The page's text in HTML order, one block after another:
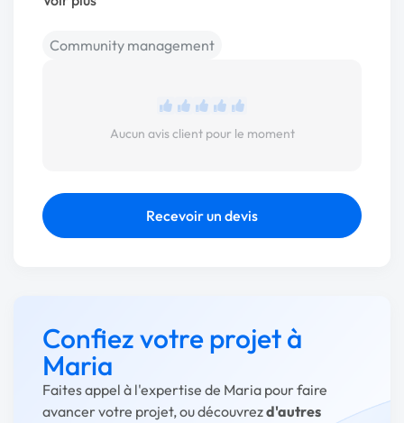
Community management
Aucun avis client pour le moment
Recevoir un devis
Confiez votre projet à
Maria
Faites appel à l'expertise de Maria pour faire
avancer votre projet, ou découvrezd'autres